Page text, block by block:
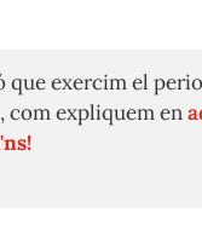
que exercim el
com expliquem en